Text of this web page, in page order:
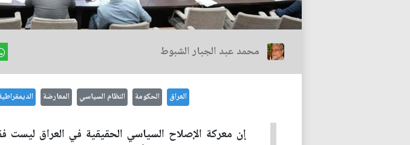
محمد عبد الجبار الشبوط
العراق الحكومة النظام السياسي المعارضة
إن معركة الإصلاح السياسي الحقيقية في العراق ليست